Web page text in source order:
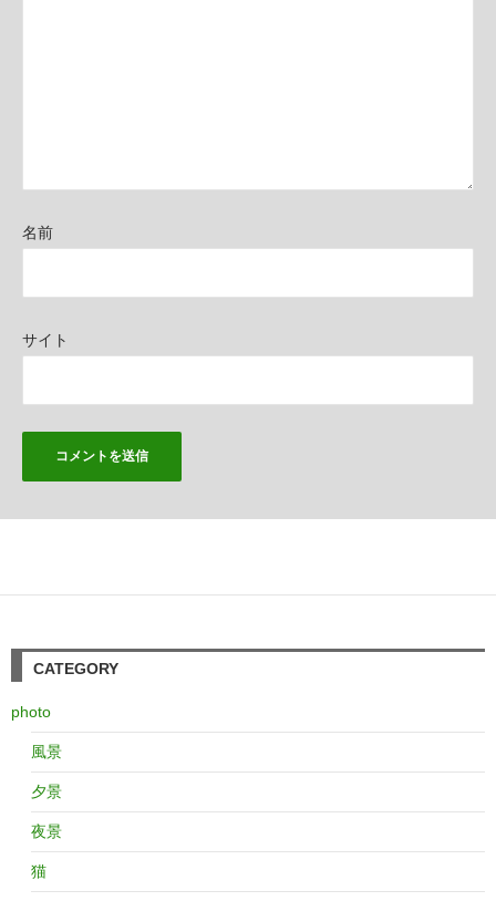
名前
サイト
CATEGORY
photo
風景
夕景
夜景
猫